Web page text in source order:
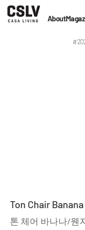
About
Ton Chair
톤 체어 바나나/웬